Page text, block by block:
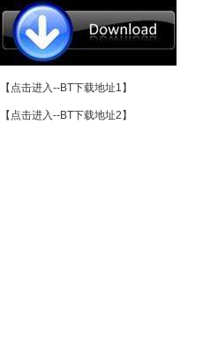
【点击进入--BT下载地址1】
【点击进入--BT下载地址2】